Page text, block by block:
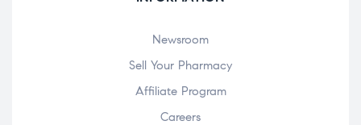
Newsroom
Sell Your Pharmacy
Affiliate Program
Careers